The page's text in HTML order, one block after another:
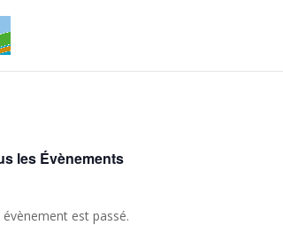
les Évènements
évènement est passé.